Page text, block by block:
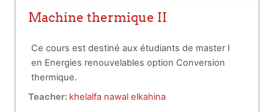
Machine thermique II
Ce cours est destiné aux étudiants de master I
en Energies renouvelables option Conversion
thermique.
Il a pour principal objectif de faire connaitre les
Teacher: khelalfa nawal elkahina